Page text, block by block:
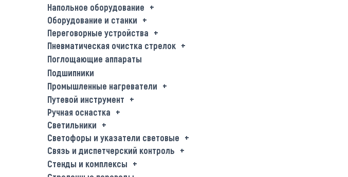
Напольное оборудование
Оборудование и станки
Переговорные устройства
Пневматическая очистка стрелок
Поглощающие аппараты
Подшипники
Промышленные нагреватели
Путевой инструмент
Ручная оснастка
Светильники
Светофоры и указатели световые
Связь и диспетчерский контроль
Стенды и комплексы